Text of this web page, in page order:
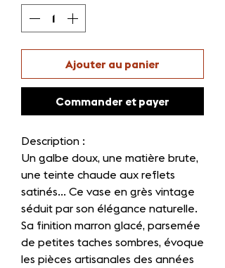
Ajouter au panier
Commander et payer
Description :
Un galbe doux, une matière brute,
une teinte chaude aux reflets
satinés… Ce vase en grès vintage
séduit par son élégance naturelle.
Sa finition marron glacé, parsemée
de petites taches sombres, évoque
les pièces artisanales des années